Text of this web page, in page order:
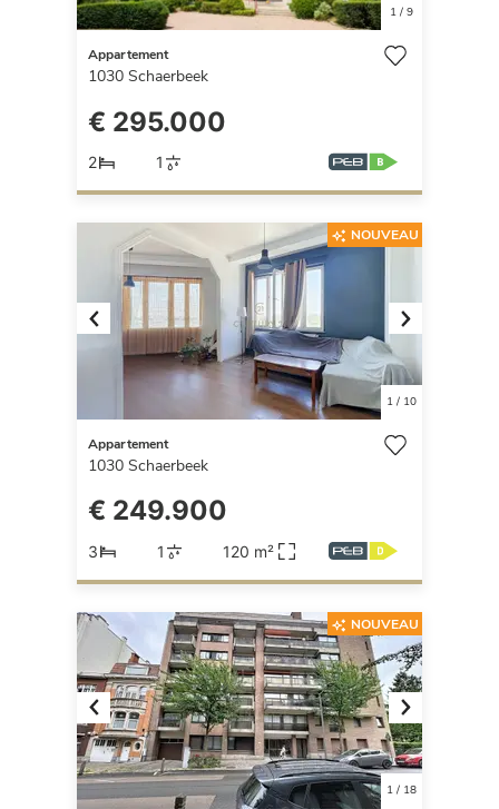
1/ 9
Appartement
1030 Schaerbeek
€ 295.000
2 1
Previous Next
1/ 10
NOUVEAU
Appartement
1030 Schaerbeek
€ 249.900
3 1 120 m²
Previous Next
1/ 18
NOUVEAU